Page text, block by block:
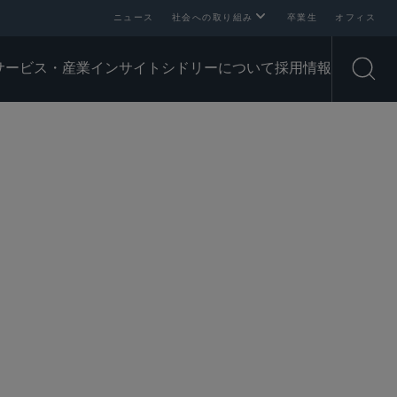
ニュース 社会への取り組み 卒業生 オフィス
ービス・産業インサイト シドリーについて採用情報